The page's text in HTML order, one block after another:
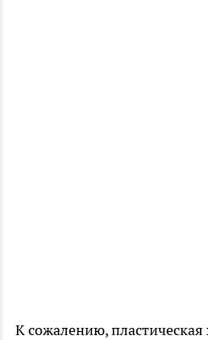
К сожалению, пластическая